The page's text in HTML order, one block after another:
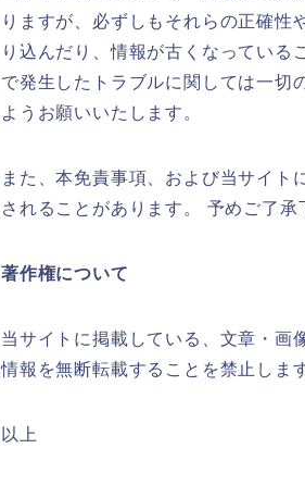
りますが、必ずしもそれらの正確性
り込んだり、情報が古くなっている
で発生したトラブルに関しては一切
ようお願いいたします。
また、本免責事項、および当サイト
されることがあります。 予めご了承
著作権について
当サイトに掲載している、文章・画
情報を無断転載することを禁止しま
以上